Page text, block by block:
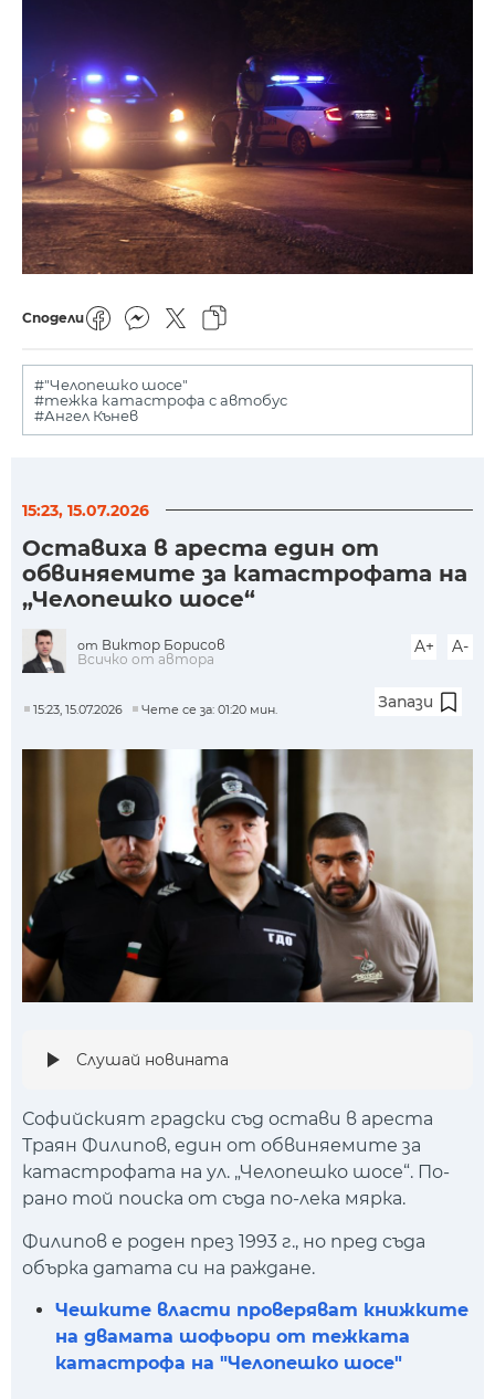
Сподели
#"Челопешко шосе"
#тежка катастрофа с автобус
#Ангел Кънев
15:23, 15.07.2026
Оставиха в ареста един от
обвиняемите за катастрофата на
„Челопешко шосе“
от Виктор Борисов
Всичко от автора
A+ A-
15:23, 15.07.2026 Чете се за: 01:20 мин. Запази
Слушай новината
Софийският градски съд остави в ареста
Траян Филипов, един от обвиняемите за
катастрофата на ул. „Челопешко шосе“. По-
рано той поиска от съда по-лека мярка.
Филипов е роден през 1993 г., но пред съда
обърка датата си на раждане.
Чешките власти проверяват книжките
на двамата шофьори от тежката
катастрофа на "Челопешко шосе"